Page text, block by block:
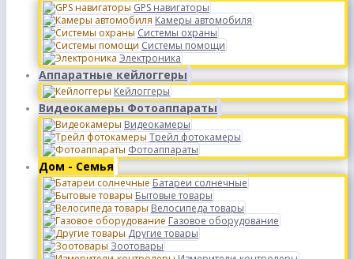
GPS навигаторы
Камеры автомобиля
Системы охраны
Системы помощи
Электроника
Аппаратные кейлоггеры
Кейлоггеры
Видеокамеры Фотоаппараты
Видеокамеры
Трейл фотокамеры
Фотоаппараты
Дом - Семья
Батареи солнечные
Бытовые товары
Велосипеда товары
Газовое оборудование
Другие товары
Зоотовары